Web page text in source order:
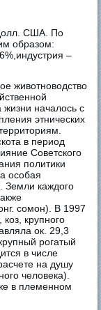
США. По
образом:
–
животноводство
жизни началось с
этнических
в период
Советского
политики
особая
Земли каждого
сомон). В 1997
крупного
ок. 29,3
рогатый
в числе
на душу
человека).
в племенном